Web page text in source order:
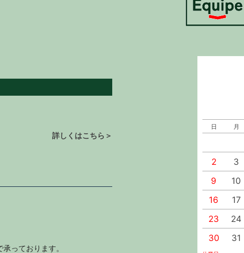
詳しくはこちら＞
っております。
日 月
2
3
9
10
16
17
23
24
30
31